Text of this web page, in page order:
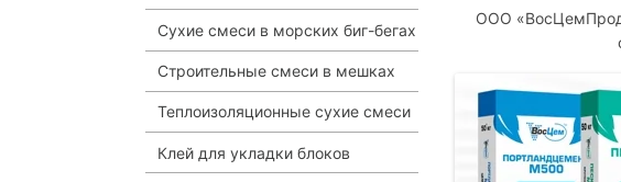
ООО
Сухие смеси в морских биг-бегах
Строительные смеси в мешках
Теплоизоляционные сухие смеси
Клей для укладки блоков